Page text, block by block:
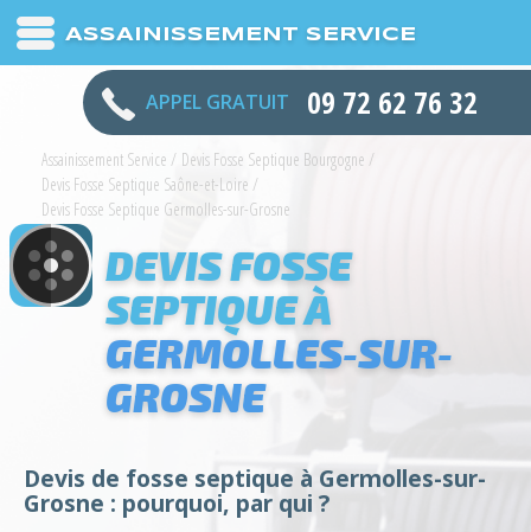
ASSAINISSEMENT SERVICE
APPEL GRATUIT 09 72 62 76 32
Assainissement Service / Devis Fosse Septique Bourgogne /
Devis Fosse Septique Saône-et-Loire /
Devis Fosse Septique Germolles-sur-Grosne
DEVIS FOSSE
SEPTIQUE À
GERMOLLES-SUR-
GROSNE
Devis de fosse septique à Germolles-sur-
Grosne : pourquoi, par qui ?